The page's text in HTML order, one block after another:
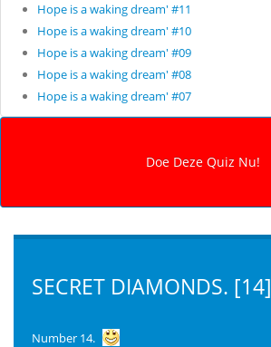
Hope is a waking dream' #11
Hope is a waking dream' #10
Hope is a waking dream' #09
Hope is a waking dream' #08
Hope is a waking dream' #07
SECRET DIAMONDS. [14]
Number 14.